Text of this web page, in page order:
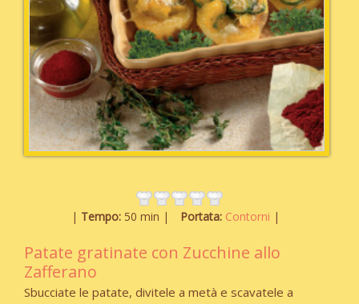
Tempo: 50 min Portata: Contorni
Patate gratinate con Zucchine allo
Zafferano
Sbucciate le patate, divitele a metà e scavatele a